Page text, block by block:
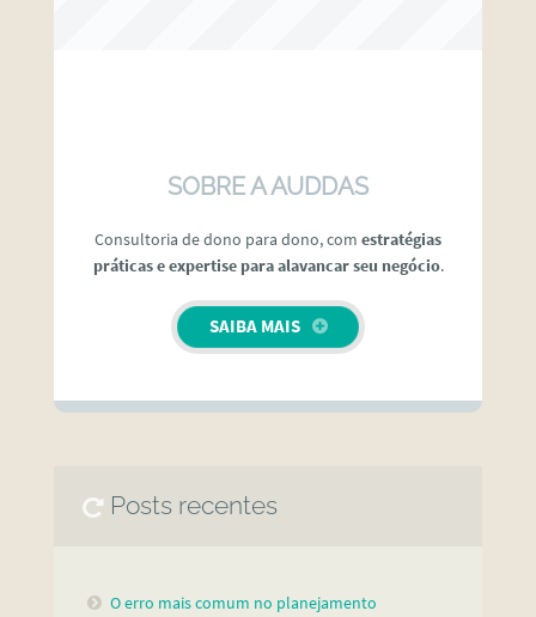
SOBRE A AUDDAS
Consultoria de dono para dono, com estratégias
práticas e expertise para alavancar seu negócio.
SAIBA MAIS
Posts recentes
O erro mais comum no planejamento